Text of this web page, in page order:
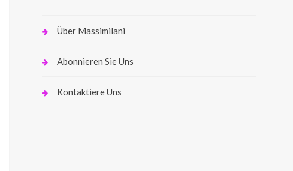
Über Massimilani
Abonnieren Sie Uns
Kontaktiere Uns